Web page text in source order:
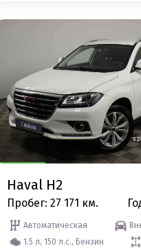
Haval H2
Пробег: 27 171 км.
Автоматическая
1.5 л, 150 л.с., Бензин